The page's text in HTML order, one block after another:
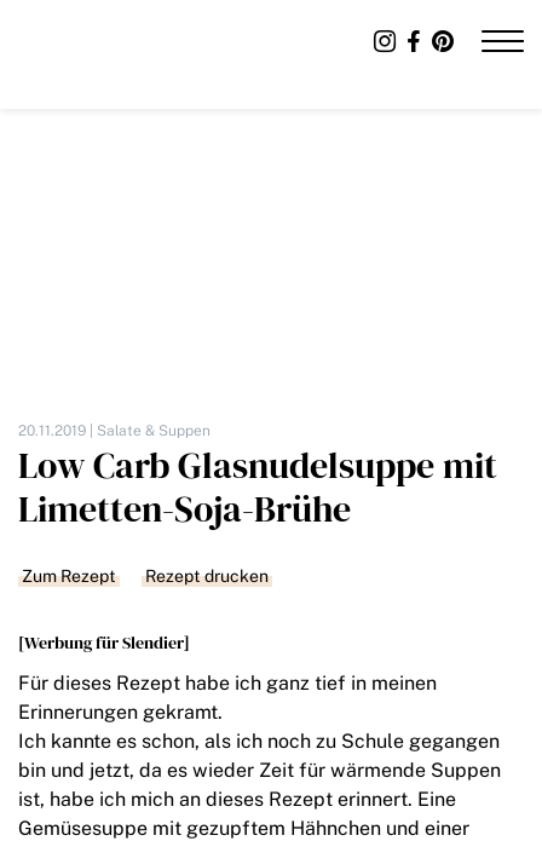
20.11.2019 | Salate & Suppen
Low Carb Glasnudelsuppe mit
Limetten-Soja-Brühe
Zum Rezept Rezept drucken
[Werbung für Slendier]
Für dieses Rezept habe ich ganz tief in meinen
Erinnerungen gekramt.
Ich kannte es schon, als ich noch zu Schule gegangen
bin und jetzt, da es wieder Zeit für wärmende Suppen
ist, habe ich mich an dieses Rezept erinnert. Eine
Gemüsesuppe mit gezupftem Hähnchen und einer